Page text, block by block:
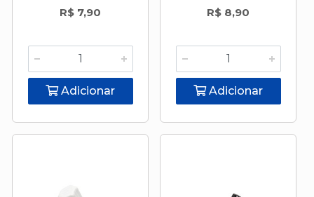
R$ 7,90
Adicionar
R$ 8,90
Adicionar